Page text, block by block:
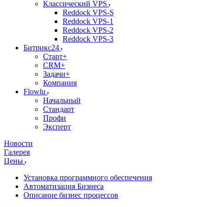
Классический VPS
Reddock VPS-S
Reddock VPS-1
Reddock VPS-2
Reddock VPS-3
Битрикс24
Старт+
CRM+
Задачи+
Компания
Flowlu
Начальный
Стандарт
Профи
Эксперт
Новости
Галерея
Цены
Установка программного обеспечения
Автоматизация Бизнеса
Описание бизнес процессов